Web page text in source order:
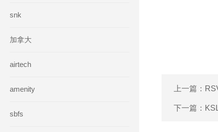
snk
加拿大
airtech
amenity
sbfs
上一篇：
下一篇：